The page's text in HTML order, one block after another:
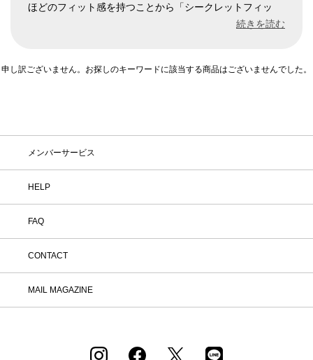
ほどのフィット感を持つことから「シークレットフィッ
価格 ¥0 〜¥500,000
在庫 在庫ありのみ表示 すべて表示
申し訳ございません。お探しのキーワードに該当する商品はございませんでした。
メンバーサービス
HELP
FAQ
CONTACT
MAIL MAGAZINE